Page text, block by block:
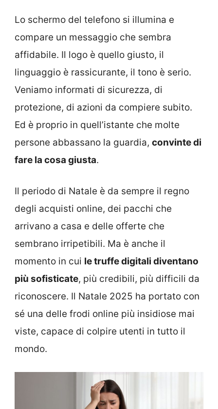
Lo schermo del telefono si illumina e
compare un messaggio che sembra
affidabile. Il logo è quello giusto, il
linguaggio è rassicurante, il tono è serio.
Veniamo informati di sicurezza, di
protezione, di azioni da compiere subito.
Ed è proprio in quell’istante che molte
persone abbassano la guardia, convinte di
fare la cosa giusta.
Il periodo di Natale è da sempre il regno
degli acquisti online, dei pacchi che
arrivano a casa e delle offerte che
sembrano irripetibili. Ma è anche il
momento in cui le truffe digitali diventano
più sofisticate, più credibili, più difficili da
riconoscere. Il Natale 2025 ha portato con
sé una delle frodi online più insidiose mai
viste, capace di colpire utenti in tutto il
mondo.